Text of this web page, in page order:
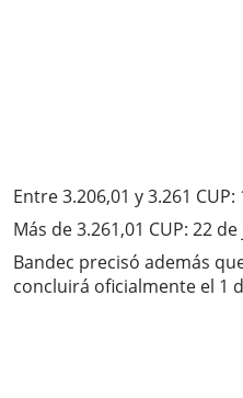
Entre 3.206,01 y 3.261
Más de 3.261,01 CUP: 22
Bandec precisó además
concluirá oficialmente el 1